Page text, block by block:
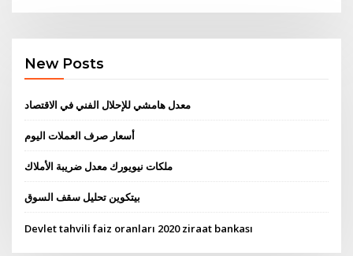
New Posts
معدل هامشي للإحلال الفني في الاقتصاد
أسعار صرف العملات اليوم
ملكات نيويورك معدل ضريبة الأملاك
بيتكوين تحليل سقف السوق
Devlet tahvili faiz oranları 2020 ziraat bankası